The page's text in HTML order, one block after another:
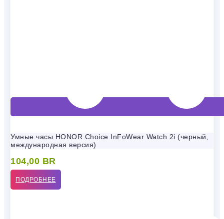
Умные часы HONOR Choice InFoWear Watch 2i (черный,
международная версия)
104,00 BR
ПОДРОБНЕЕ